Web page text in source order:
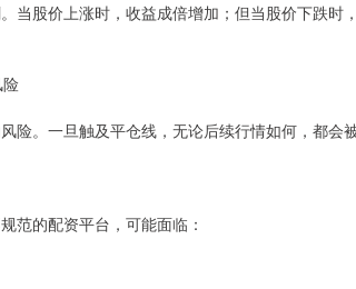
当股价上涨时，收益成倍增加；但当股价下跌
险。一旦触及平仓线，无论后续行情如何，都会
范的配资平台，可能面临：